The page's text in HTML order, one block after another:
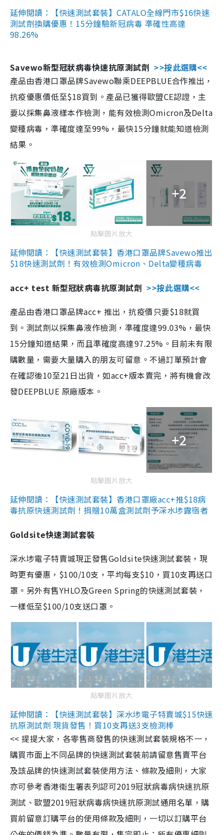
延伸閱讀：【快速測試套裝】CATALO全線門市$16快速
測試劑換購優惠！15分鐘驗新冠病毒 準確性高達
98.26%
Savewo新型冠狀病毒快速抗原測試劑 >>按此選購<<
產品由香港口罩品牌Savewo聯乘DEEPBLUE合作推出，
抗疫優惠價低至$18買到。產品已獲得歐盟CE認證，主
要以採集鼻液樣本作檢測，能有效檢測Omicron及Delta
變種病毒，準確度達至99%，最快15分鐘就能知道檢測
結果。
+2
點擊圖片放大
延伸閱讀：【快速測試套裝】香港口罩品牌Savewo推出
$18快速測試劑！有效檢測Omicron、Delta變種病毒
acc+ test 新型冠狀病毒抗原測試劑 >>按此選購<<
產品由香港口罩品牌acc+ 推出，抗疫價只要$18就買
到。測試劑以採集鼻液作檢測，準確度達99.03%，最快
15分鐘知道結果，而且準確度高達97.25%。目前未有限
購數量，需要大量購入的朋友可留意。不過訂單預計會
在確認後10至21日出貨，如acc+版本賣完，將有機會改
發DEEPBLUE 原廠版本。
+2
點擊圖片放大
延伸閱讀：【快速測試套裝】香港口罩廠acc+推$18病
毒抗原快速測試劑！捐贈10萬盒測試劑予深水埗露宿者
Goldsite快速測試套裝
深水埗電子特賣城現正發售Goldsite快速測試套裝，現
時更有優惠，$100/10支，平均每支$10，買10支再送口
罩。另外有售YHLO及Green Spring的快速測試套裝，
一樣低至$100/10支送口罩。
點擊圖片放大
延伸閱讀：【快速測試套裝】深水埗電子特賣城$15快速
抗原測試劑 現貨發售！買10支再送3支檢測棒
<< 提提大家，各零售商發售的快速測試套裝規格不一，
購買市面上不同品牌的快速測試套裝前請留意售賣平台
及該品牌的快速測試套裝使用方法、條款及細則，大家
亦可參考香港衞生署表列認可2019冠狀病毒病快速抗原
測試、歐盟2019冠狀病毒病快速抗原測試通用名單，購
買前留意訂購平台的使用條款及細則，一切以訂購平台